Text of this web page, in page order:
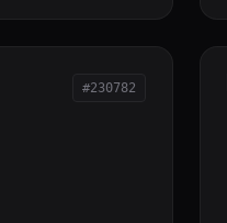
#230782